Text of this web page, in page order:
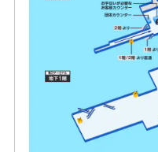
第3ターミナル